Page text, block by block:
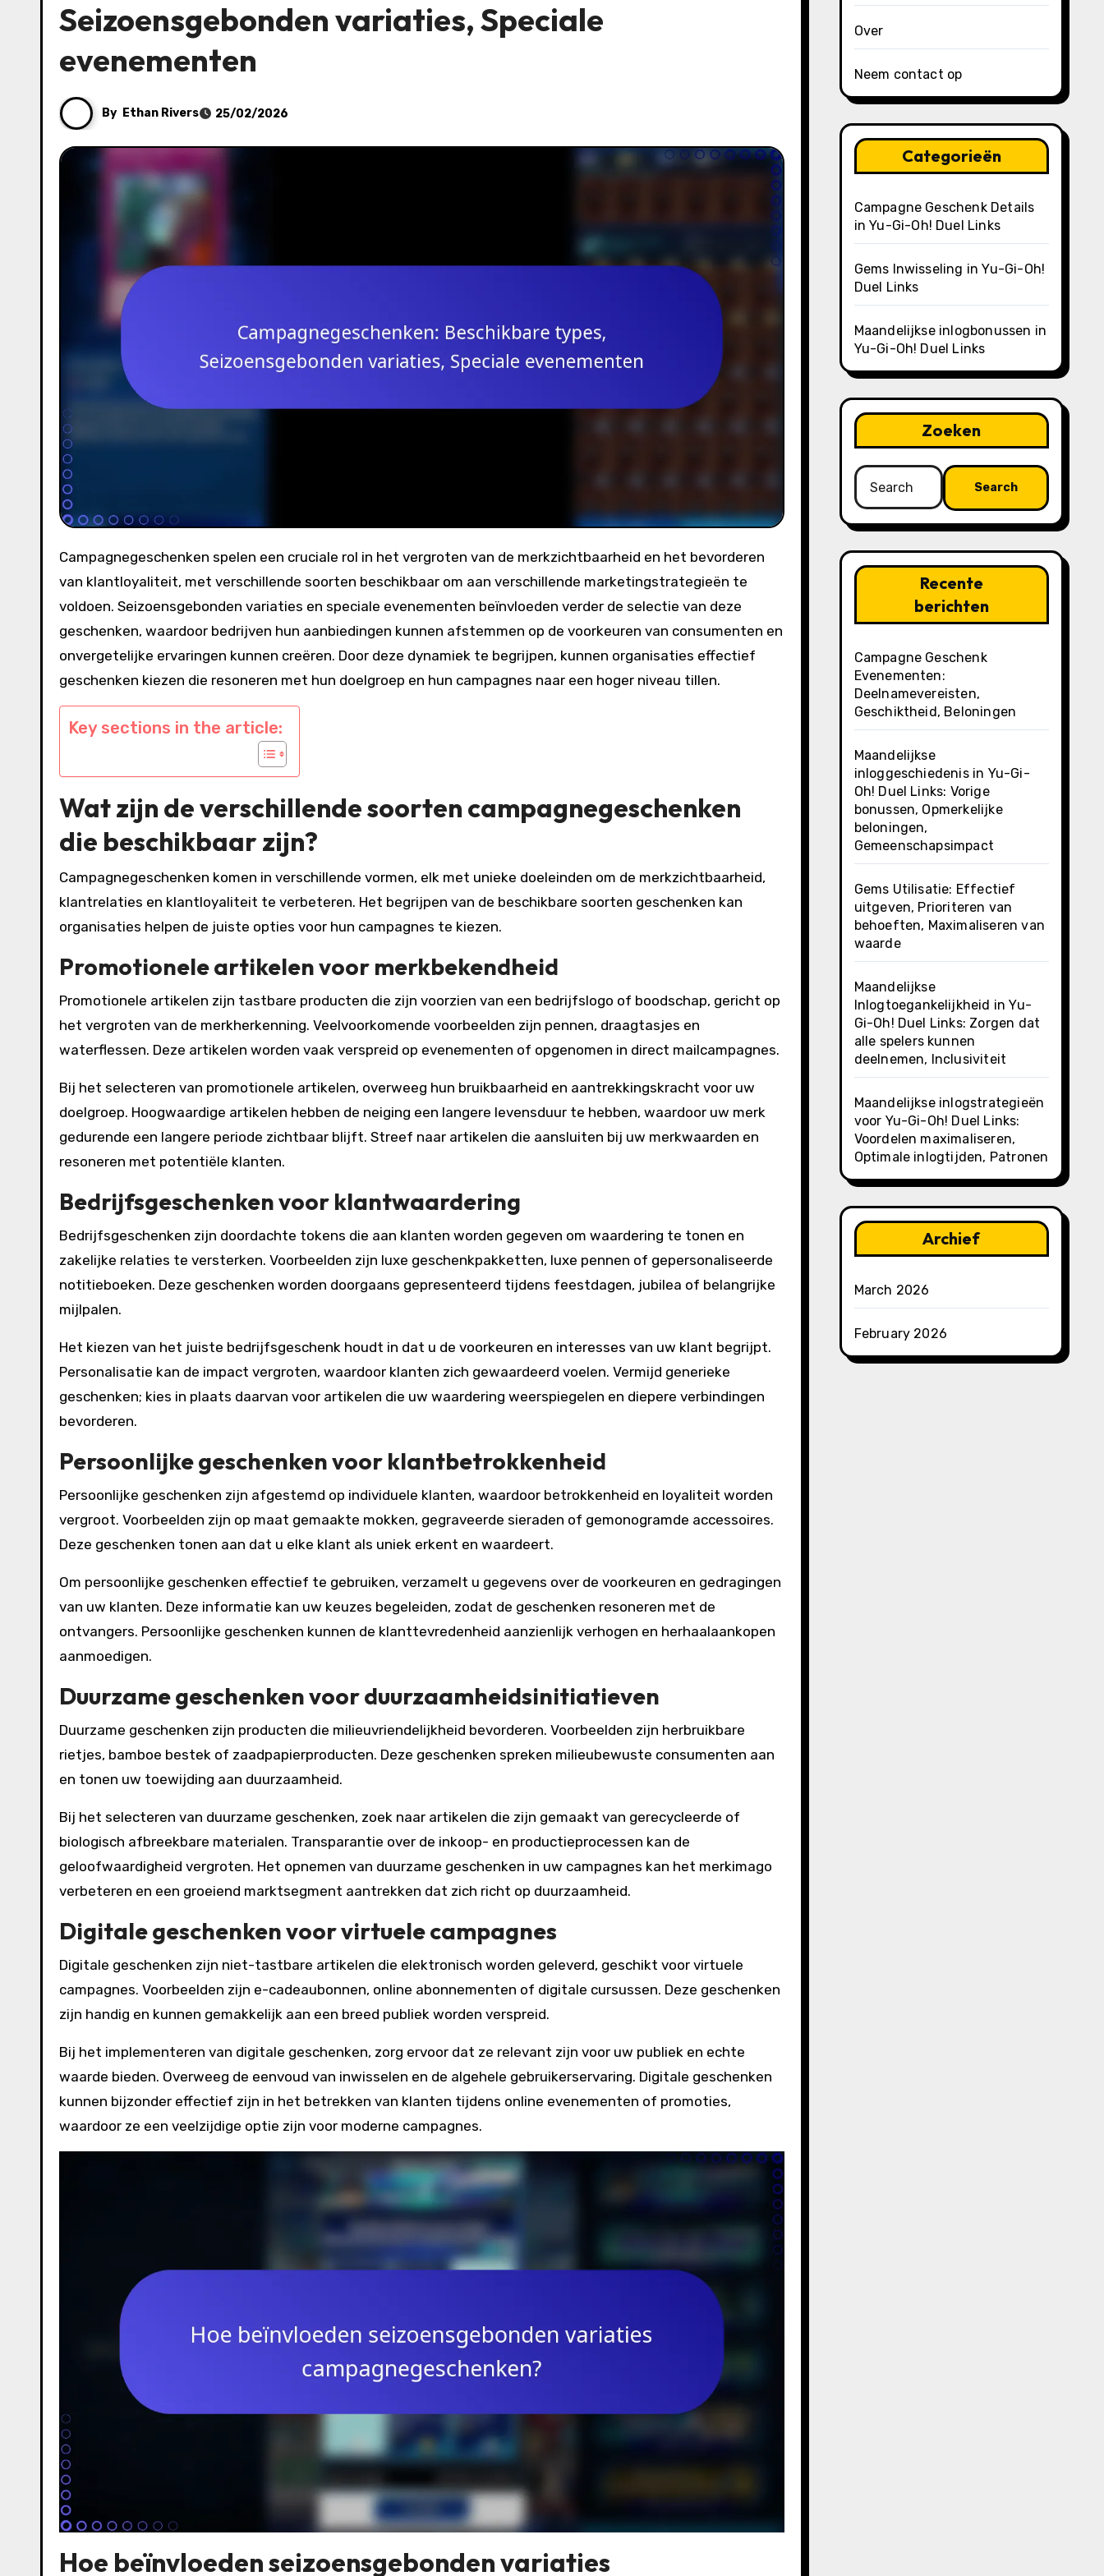
Seizoensgebonden variaties, Speciale
evenementen
By Ethan Rivers 25/02/2026
Campagnegeschenken spelen een cruciale rol in het vergroten van de merkzichtbaarheid en het bevorderen
van klantloyaliteit, met verschillende soorten beschikbaar om aan verschillende marketingstrategieën te
voldoen. Seizoensgebonden variaties en speciale evenementen beïnvloeden verder de selectie van deze
geschenken, waardoor bedrijven hun aanbiedingen kunnen afstemmen op de voorkeuren van consumenten en
onvergetelijke ervaringen kunnen creëren. Door deze dynamiek te begrijpen, kunnen organisaties effectief
geschenken kiezen die resoneren met hun doelgroep en hun campagnes naar een hoger niveau tillen.
Key sections in the article:
Wat zijn de verschillende soorten campagnegeschenken
die beschikbaar zijn?
Campagnegeschenken komen in verschillende vormen, elk met unieke doeleinden om de merkzichtbaarheid,
klantrelaties en klantloyaliteit te verbeteren. Het begrijpen van de beschikbare soorten geschenken kan
organisaties helpen de juiste opties voor hun campagnes te kiezen.
Promotionele artikelen voor merkbekendheid
Promotionele artikelen zijn tastbare producten die zijn voorzien van een bedrijfslogo of boodschap, gericht op
het vergroten van de merkherkenning. Veelvoorkomende voorbeelden zijn pennen, draagtasjes en
waterflessen. Deze artikelen worden vaak verspreid op evenementen of opgenomen in direct mailcampagnes.
Bij het selecteren van promotionele artikelen, overweeg hun bruikbaarheid en aantrekkingskracht voor uw
doelgroep. Hoogwaardige artikelen hebben de neiging een langere levensduur te hebben, waardoor uw merk
gedurende een langere periode zichtbaar blijft. Streef naar artikelen die aansluiten bij uw merkwaarden en
resoneren met potentiële klanten.
Bedrijfsgeschenken voor klantwaardering
Bedrijfsgeschenken zijn doordachte tokens die aan klanten worden gegeven om waardering te tonen en
zakelijke relaties te versterken. Voorbeelden zijn luxe geschenkpakketten, luxe pennen of gepersonaliseerde
notitieboeken. Deze geschenken worden doorgaans gepresenteerd tijdens feestdagen, jubilea of belangrijke
mijlpalen.
Het kiezen van het juiste bedrijfsgeschenk houdt in dat u de voorkeuren en interesses van uw klant begrijpt.
Personalisatie kan de impact vergroten, waardoor klanten zich gewaardeerd voelen. Vermijd generieke
geschenken; kies in plaats daarvan voor artikelen die uw waardering weerspiegelen en diepere verbindingen
bevorderen.
Persoonlijke geschenken voor klantbetrokkenheid
Persoonlijke geschenken zijn afgestemd op individuele klanten, waardoor betrokkenheid en loyaliteit worden
vergroot. Voorbeelden zijn op maat gemaakte mokken, gegraveerde sieraden of gemonogramde accessoires.
Deze geschenken tonen aan dat u elke klant als uniek erkent en waardeert.
Om persoonlijke geschenken effectief te gebruiken, verzamelt u gegevens over de voorkeuren en gedragingen
van uw klanten. Deze informatie kan uw keuzes begeleiden, zodat de geschenken resoneren met de
ontvangers. Persoonlijke geschenken kunnen de klanttevredenheid aanzienlijk verhogen en herhaalaankopen
aanmoedigen.
Duurzame geschenken voor duurzaamheidsinitiatieven
Duurzame geschenken zijn producten die milieuvriendelijkheid bevorderen. Voorbeelden zijn herbruikbare
rietjes, bamboe bestek of zaadpapierproducten. Deze geschenken spreken milieubewuste consumenten aan
en tonen uw toewijding aan duurzaamheid.
Bij het selecteren van duurzame geschenken, zoek naar artikelen die zijn gemaakt van gerecycleerde of
biologisch afbreekbare materialen. Transparantie over de inkoop- en productieprocessen kan de
geloofwaardigheid vergroten. Het opnemen van duurzame geschenken in uw campagnes kan het merkimago
verbeteren en een groeiend marktsegment aantrekken dat zich richt op duurzaamheid.
Digitale geschenken voor virtuele campagnes
Digitale geschenken zijn niet-tastbare artikelen die elektronisch worden geleverd, geschikt voor virtuele
campagnes. Voorbeelden zijn e-cadeaubonnen, online abonnementen of digitale cursussen. Deze geschenken
zijn handig en kunnen gemakkelijk aan een breed publiek worden verspreid.
Bij het implementeren van digitale geschenken, zorg ervoor dat ze relevant zijn voor uw publiek en echte
waarde bieden. Overweeg de eenvoud van inwisselen en de algehele gebruikerservaring. Digitale geschenken
kunnen bijzonder effectief zijn in het betrekken van klanten tijdens online evenementen of promoties,
waardoor ze een veelzijdige optie zijn voor moderne campagnes.
Hoe beïnvloeden seizoensgebonden variaties
Over
Neem contact op
Categorieën
Campagne Geschenk Details
in Yu-Gi-Oh! Duel Links
Gems Inwisseling in Yu-Gi-Oh!
Duel Links
Maandelijkse inlogbonussen in
Yu-Gi-Oh! Duel Links
Zoeken
Search
for:
Recente
berichten
Campagne Geschenk
Evenementen:
Deelnamevereisten,
Geschiktheid, Beloningen
Maandelijkse
inloggeschiedenis in Yu-Gi-
Oh! Duel Links: Vorige
bonussen, Opmerkelijke
beloningen,
Gemeenschapsimpact
Gems Utilisatie: Effectief
uitgeven, Prioriteren van
behoeften, Maximaliseren van
waarde
Maandelijkse
Inlogtoegankelijkheid in Yu-
Gi-Oh! Duel Links: Zorgen dat
alle spelers kunnen
deelnemen, Inclusiviteit
Maandelijkse inlogstrategieën
voor Yu-Gi-Oh! Duel Links:
Voordelen maximaliseren,
Optimale inlogtijden, Patronen
Archief
March 2026
February 2026